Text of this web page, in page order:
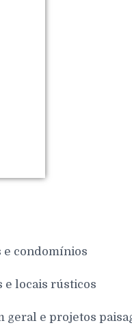
e condomínios
e locais rústicos
geral e projetos